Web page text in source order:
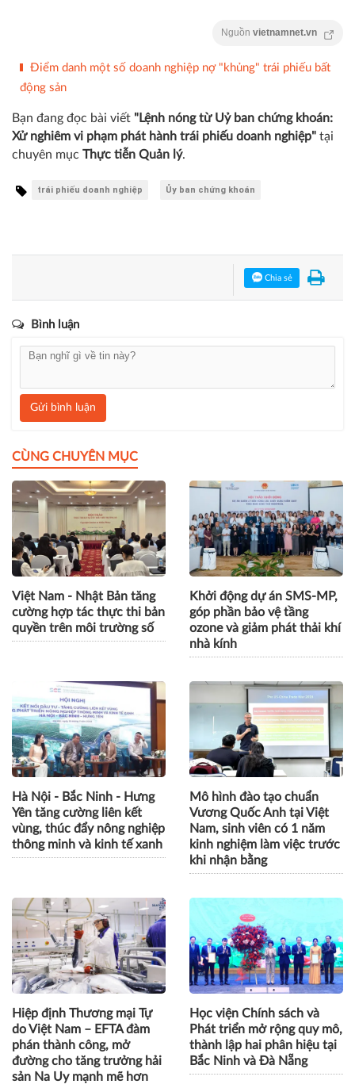
Nguồn vietnamnet.vn
Điểm danh một số doanh nghiệp nợ "khủng" trái phiếu bất
động sản
Bạn đang đọc bài viết "Lệnh nóng từ Uỷ ban chứng khoán:
Xử nghiêm vi phạm phát hành trái phiếu doanh nghiệp" tại
chuyên mục Thực tiễn Quản lý.
trái phiếu doanh nghiệp Ủy ban chứng khoán
Chia sẻ
Bình luận
Gửi bình luận
CÙNG CHUYÊN MỤC
Việt Nam - Nhật Bản tăng
cường hợp tác thực thi bản
quyền trên môi trường số
Khởi động dự án SMS-MP,
góp phần bảo vệ tầng
ozone và giảm phát thải khí
nhà kính
Hà Nội - Bắc Ninh - Hưng
Yên tăng cường liên kết
vùng, thúc đẩy nông nghiệp
thông minh và kinh tế xanh
Mô hình đào tạo chuẩn
Vương Quốc Anh tại Việt
Nam, sinh viên có 1 năm
kinh nghiệm làm việc trước
khi nhận bằng
Hiệp định Thương mại Tự
do Việt Nam – EFTA đàm
phán thành công, mở
đường cho tăng trưởng hải
sản Na Uy mạnh mẽ hơn
Học viện Chính sách và
Phát triển mở rộng quy mô,
thành lập hai phân hiệu tại
Bắc Ninh và Đà Nẵng